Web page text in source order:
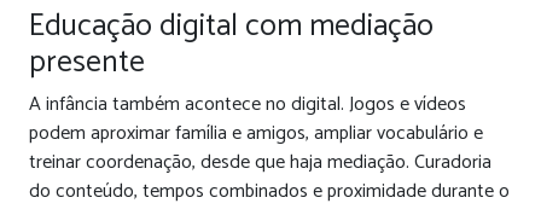
Educação digital com mediação
presente
A infância também acontece no digital. Jogos e vídeos
podem aproximar família e amigos, ampliar vocabulário e
treinar coordenação, desde que haja mediação. Curadoria
do conteúdo, tempos combinados e proximidade durante o